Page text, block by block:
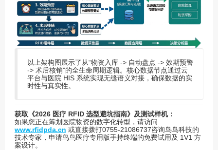
以上架构图展示了从“物资入库 -> 自动盘点 -> 效期预警
-> 术后核销”的全生命周期逻辑。核心数据节点通过云
平台与医院 HIS 系统实现无缝语义对接，确保数据的实
时性与真实性。
获取《2026 医疗 RFID 选型避坑指南》及测试样机：
如果您正在筹划医院物资的数字化转型，请访问
www.rfidpda.cn 或直接拨打0755-21086737咨询鸟鸟科技的
技术专家，申请鸟鸟医疗专用版手持终端的免费试用及 1V1 方
案设计。